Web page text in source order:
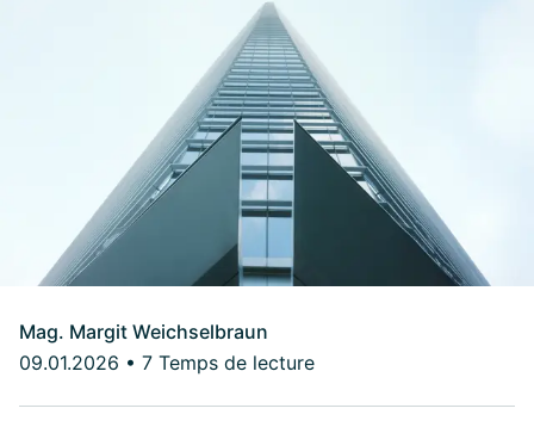
Mag. Margit Weichselbraun
09.01.2026 • 7 Temps de lecture